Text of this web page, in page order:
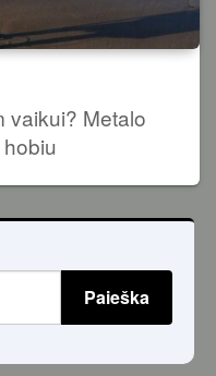
vaikui? Metalo
Paieška